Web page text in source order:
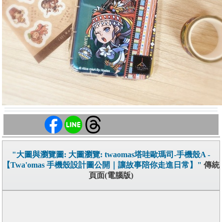
"大圖與瀏覽圖: 大圖瀏覽: twaomas塔哇歐瑪司-手機殼A -
【Twa'omas 手機殼設計圖公開｜讓故事陪你走進日常】" 傳統
頁面(電腦版)